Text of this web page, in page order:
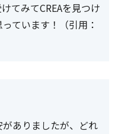
てみてCREAを見つけ
ています！（引用：
ありましたが、どれ